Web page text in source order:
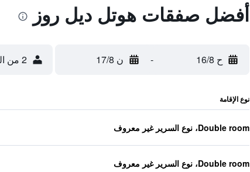
أفضل صفقات هوتل ديل روز
ح 16/8 - ن 17/8 2 من الضيوف، غرفة واحدة
نوع الإقامة
Double room، نوع السرير غير معروف
Double room، نوع السرير غير معروف